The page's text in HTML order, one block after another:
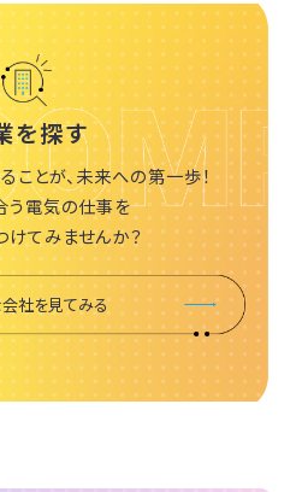
を探す
ことが、未来への第一歩！
う電気の仕事を
けてみませんか？
社を見てみる